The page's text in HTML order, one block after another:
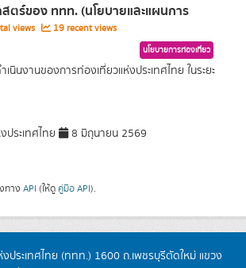
ตร์ของ ททท. (นโยบายและแผนการ
views 19 recent views
นโยบายการท่องเที่ยว
นินงานของการท่องเที่ยวแห่งประเทศไทย ในระยะ
ประเทศไทย 8 มิถุนายน 2569
ทาง API (ให้ดู คู่มือ API).
ประเทศไทย (ททท.) 1600 ถ.เพชรบุรีตัดใหม่ แขวง